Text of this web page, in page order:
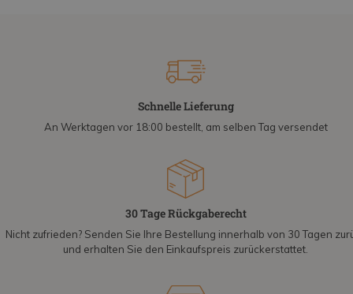
Schnelle Lieferung
An Werktagen vor 18:00 bestellt, am selben Tag versendet
30 Tage Rückgaberecht
Nicht zufrieden? Senden Sie Ihre Bestellung innerhalb von 30 Tagen
und erhalten Sie den Einkaufspreis zurückerstattet.